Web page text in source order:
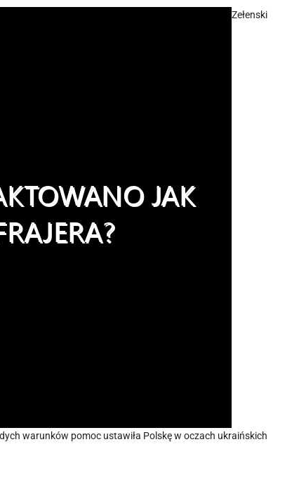
Zełenski
warunków pomoc ustawiła Polskę w oczach ukraińskich